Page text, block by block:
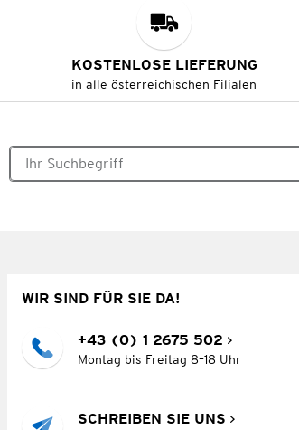
KOSTENLOSE LIEFERUNG
in alle österreichischen Filialen
WIR SIND FÜR SIE DA!
+43 (0) 1 2675 502
Montag bis Freitag 8–18 Uhr
SCHREIBEN SIE UNS